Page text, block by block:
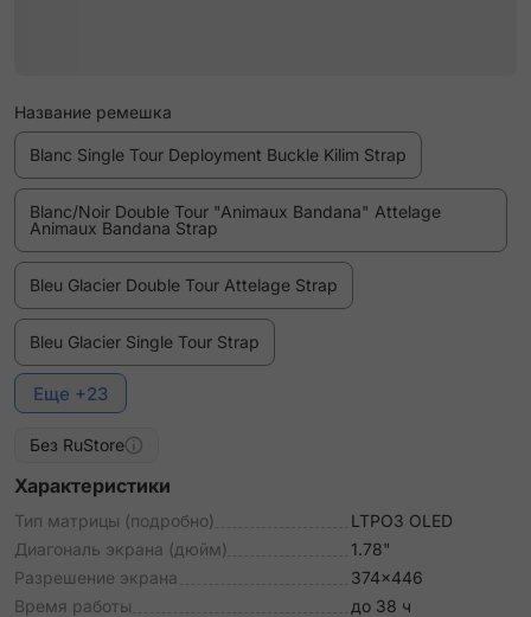
Название ремешка
Blanc Single Tour Deployment Buckle Kilim Strap
Blanc/Noir Double Tour "Animaux Bandana" Attelage
Animaux Bandana Strap
Bleu Glacier Double Tour Attelage Strap
Bleu Glacier Single Tour Strap
Bleu Lin Double Tour Attelage Strap
Bleu Lin Single Tour Strap
Bleu Pastel Single Tour Deployment Buckle Kilim Strap
Bleu du Nord/Noir Double Tour "Animaux Bandana"
Attelage Animaux Bandana Strap
Еще +23
Без RuStore
Характеристики
Тип матрицы (подробно)
LTPO3 OLED
Диагональ экрана (дюйм)
1.78"
Разрешение экрана
374x446
Время работы
до 38 ч